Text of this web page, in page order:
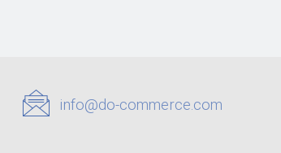
info@do-commerce.com